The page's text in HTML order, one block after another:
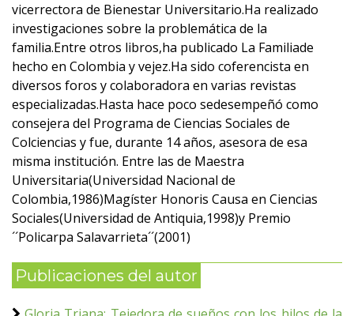
vicerrectora de Bienestar Universitario.Ha realizado
investigaciones sobre la problemática de la
familia.Entre otros libros,ha publicado La Familiade
hecho en Colombia y vejez.Ha sido coferencista en
diversos foros y colaboradora en varias revistas
especializadas.Hasta hace poco sedesempeñó como
consejera del Programa de Ciencias Sociales de
Colciencias y fue, durante 14 años, asesora de esa
misma institución. Entre las de Maestra
Universitaria(Universidad Nacional de
Colombia,1986)Magíster Honoris Causa en Ciencias
Sociales(Universidad de Antiquia,1998)y Premio
´´Policarpa Salavarrieta´´(2001)
Publicaciones del autor